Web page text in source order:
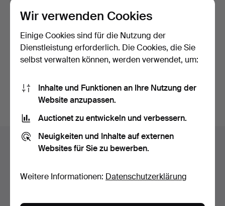
Einloggen
oder hier via Facebook einloggen
Fußzeilen-
Navigation
Hilfe und Kontakt
Alle Auktionshäuser
Wir verwenden Cookies
Einige Cookies sind für die Nutzung der
Dienstleistung erforderlich. Die Cookies, die Sie
selbst verwalten können, werden verwendet, um:
Inhalte und Funktionen an Ihre Nutzung der
Website anzupassen.
Auctionet zu entwickeln und verbessern.
Neuigkeiten und Inhalte auf externen
Websites für Sie zu bewerben.
Weitere Informationen: Datenschutzerklärung